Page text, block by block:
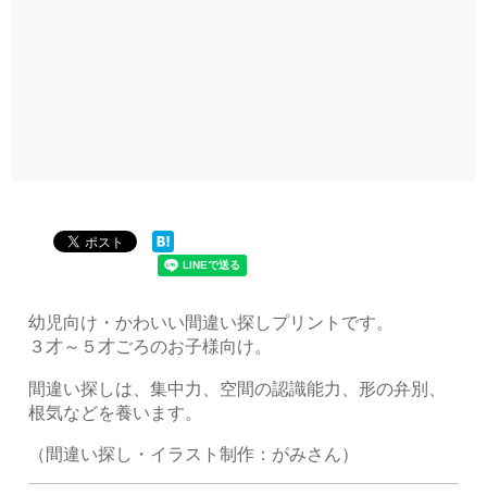
幼児向け・かわいい間違い探しプリントです。
３才～５才ごろのお子様向け。
間違い探しは、集中力、空間の認識能力、形の弁別、
根気などを養います。
（間違い探し・イラスト制作：がみさん）